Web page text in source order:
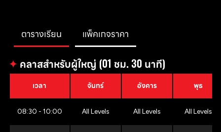
ตารางเรียน แพ็คเกจราคา
✦ คลาสสำหรับผู้ใหญ่ (01 ชม. 30 นาที)
เวลา จันทร์ อังคาร พุธ
08:30 - 10:00 All Levels All Levels All Levels